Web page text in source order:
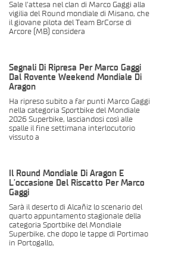
Sale l’attesa nel clan di Marco Gaggi alla
vigilia del Round mondiale di Misano, che
il giovane pilota del Team BrCorse di
Arcore (MB) considera
Segnali Di Ripresa Per Marco Gaggi
Dal Rovente Weekend Mondiale Di
Aragon
Ha ripreso subito a far punti Marco Gaggi
nella categoria Sportbike del Mondiale
2026 Superbike, lasciandosi così alle
spalle il fine settimana interlocutorio
vissuto a
Il Round Mondiale Di Aragon È
L’occasione Del Riscatto Per Marco
Gaggi
Sarà il deserto di Alcañiz lo scenario del
quarto appuntamento stagionale della
categoria Sportbike del Mondiale
Superbike, che dopo le tappe di Portimao
in Portogallo,